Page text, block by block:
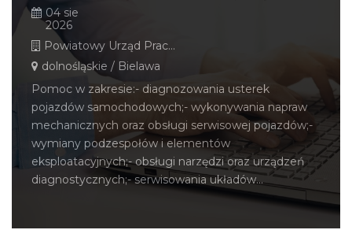
04 sie
2026
Powiatowy Urząd Pracy w Dzierżoniowie
dolnośląskie / Bielawa
Pomoc w zakresie:- diagnozowania usterek
pojazdów samochodowych;- wykonywania napraw
mechanicznych oraz obsługi serwisowej pojazdów;-
wymiany podzespołów i elementów
eksploatacyjnych;- obsługi narzędzi oraz urządzeń
diagnostycznych;- serwisowania układów...